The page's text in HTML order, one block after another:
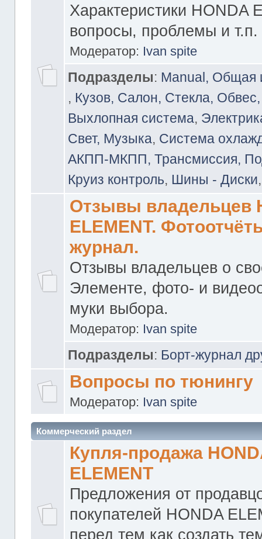
Характеристики HONDA
вопросы, проблемы и т.п.
Модератор: Ivan spite
Подразделы: Manual,
, Кузов, Салон, Стекла,
Выхлопная система,
Свет, Музыка, Система
АКПП-МКПП, Трансмиссия,
Круиз контроль, Шины - Диски
Отзывы владельцев
ELEMENT.
журнал.
Отзывы владельцев о
Элементе, фото- и
муки выбора.
Модератор: Ivan spite
Подразделы: Борт-журнал
Вопросы по тюнингу
Модератор: Ivan spite
Коммерческий раздел
Купля-продажа
ELEMENT
Предложения от
покупателей HONDA
перед тем как создать